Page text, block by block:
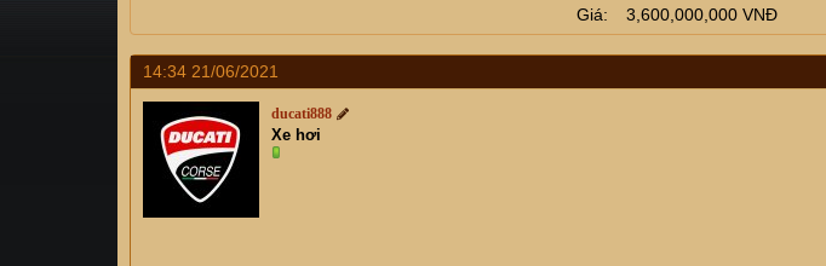
a
r
t
e
Giá 3,600,000,000 VNĐ
14:34 21/06/2021
ducati888
Xe hơi